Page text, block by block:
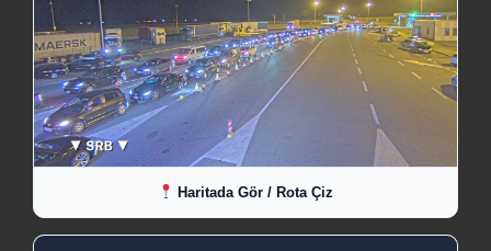
Haritada Gör / Rota Çiz